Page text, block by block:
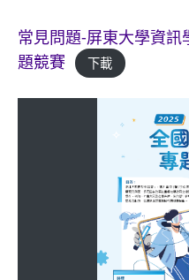
常見問題-屏東大學資
題競賽
下載